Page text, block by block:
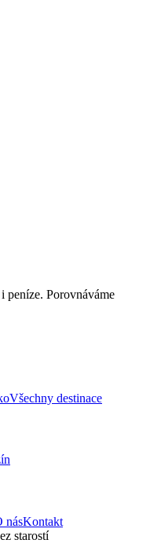
peníze. Porovnáváme
Všechny destinace
násKontakt
starostíVšechna práva